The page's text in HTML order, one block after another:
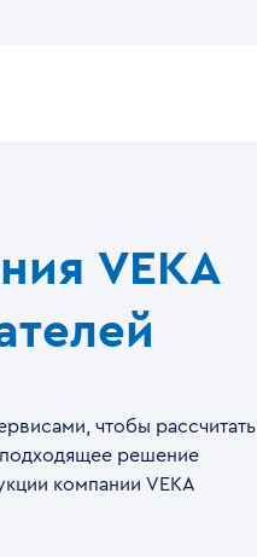
VEKA
чтобы рассчитать
подходящее решение
компании VEKA